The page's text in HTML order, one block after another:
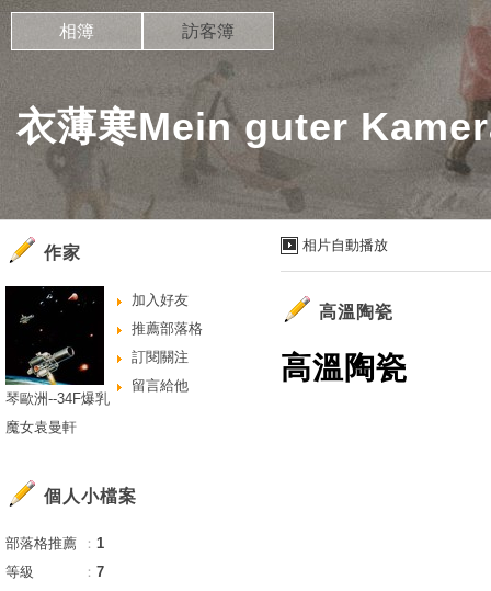
衣薄寒Mein guter
相簿 訪客簿
相片自動播放
高溫陶瓷
高溫陶瓷
作家
加入好友
推薦部落格
訂閱關注
留言給他
琴歐洲--34F爆乳
魔女袁曼軒
個人小檔案
部落格推薦 ： 1
等級
： 7